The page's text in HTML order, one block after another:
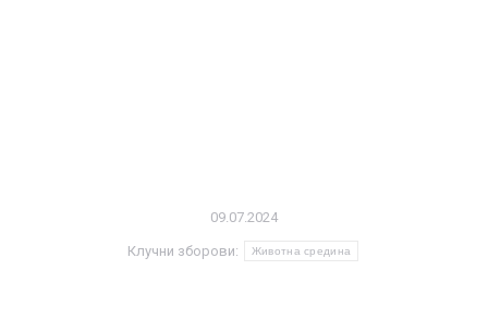
09.07.2024
Клучни зборови: Животна средина